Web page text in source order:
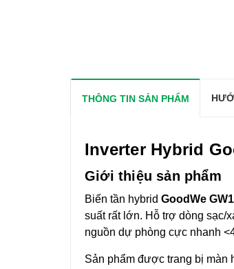
THÔNG TIN SẢN PHẨM
Inverter Hybrid
Giới thiệu sản phẩm
Biến tần hybrid GoodWe
suất rất lớn. Hỗ trợ dòng sạc/
nguồn dự phòng cực nhanh
Sản phẩm được trang bị màn